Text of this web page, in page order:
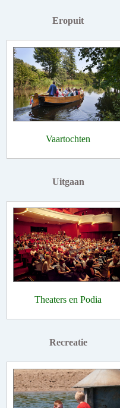
Eropuit
Vaartochten
Uitgaan
Theaters en Podia
Recreatie